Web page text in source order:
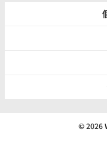
© 2026